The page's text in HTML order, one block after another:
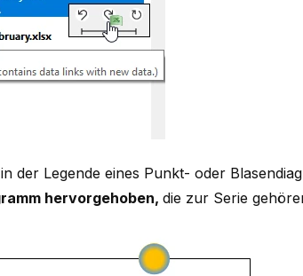
der Legende eines Punkt- oder
hervorgehoben, die zur Serie